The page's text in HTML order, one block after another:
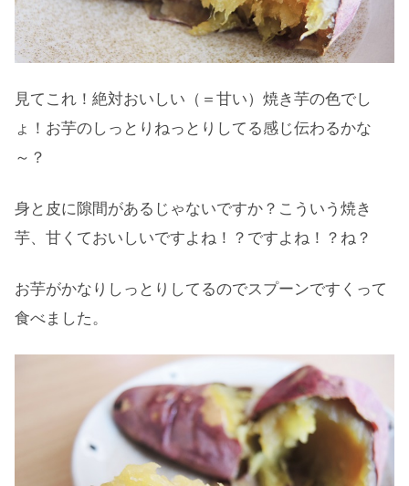
見てこれ！絶対おいしい（＝甘い）焼き芋の色でし
ょ！お芋のしっとりねっとりしてる感じ伝わるかな
～？
身と皮に隙間があるじゃないですか？こういう焼き
芋、甘くておいしいですよね！？ですよね！？ね？
お芋がかなりしっとりしてるのでスプーンですくって
食べました。